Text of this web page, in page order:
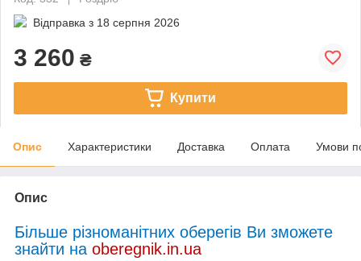
Відправка з 18 серпня 2026
3 260 ₴
Купити
Опис Характеристики Доставка Оплата Умови
Опис
Більше різноманітних оберегів Ви зможете
знайти на oberegnik.in.ua